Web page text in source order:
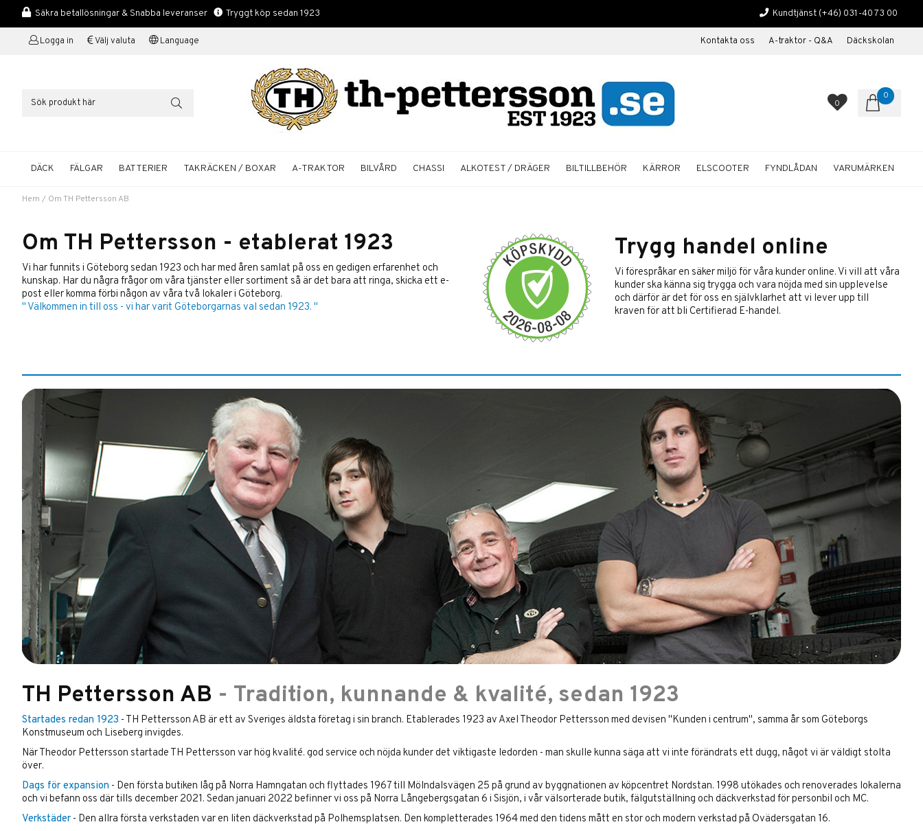
Säkra betallösningar & Snabba leveranser Tryggt köp sedan 1923 Kundtjänst (+46) 031-40 73 00
Logga in Välj valuta Language Kontakta oss A-traktor - Q&A Däckskolan
0
0
DÄCK FÄLGAR BATTERIER TAKRÄCKEN / BOXAR A-TRAKTOR BILVÅRD CHASSI ALKOTEST / DRÄGER BILTILLBEHÖR KÄRROR ELSCOOTER FYNDLÅDAN VARUMÄRKEN
Hem / Om TH Pettersson AB
Om TH Pettersson - etablerat 1923
Vi har funnits i Göteborg sedan 1923 och har med åren samlat på oss en gedigen erfarenhet och
kunskap. Har du några frågor om våra tjänster eller sortiment så är det bara att ringa, skicka ett e-
post eller komma förbi någon av våra två lokaler i Göteborg.
" Välkommen in till oss - vi har varit Göteborgarnas val sedan 1923. "
Trygg handel online
Vi förespråkar en säker miljö för våra kunder online. Vi vill att våra
kunder ska känna sig trygga och vara nöjda med sin upplevelse
och därför är det för oss en självklarhet att vi lever upp till
kraven för att bli Certifierad E-handel.
TH Pettersson AB - Tradition, kunnande & kvalité, sedan 1923
Startades redan 1923 - TH Pettersson AB är ett av Sveriges äldsta företag i sin branch. Etablerades 1923 av Axel Theodor Pettersson med devisen "Kunden i centrum", samma år som Göteborgs
Konstmuseum och Liseberg invigdes.
När Theodor Pettersson startade TH Pettersson var hög kvalité. god service och nöjda kunder det viktigaste ledorden - man skulle kunna säga att vi inte förändrats ett dugg, något vi är väldigt stolta
över.
Dags för expansion - Den första butiken låg på Norra Hamngatan och flyttades 1967 till Mölndalsvägen 25 på grund av byggnationen av köpcentret Nordstan. 1998 utökades och renoverades lokalerna
och vi befann oss där tills december 2021. Sedan januari 2022 befinner vi oss på Norra Långebergsgatan 6 i Sisjön, i vår välsorterade butik, fälgutställning och däckverkstad för personbil och MC.
Verkstäder - Den allra första verkstaden var en liten däckverkstad på Polhemsplatsen. Den kompletterades 1964 med den tidens mått en stor och modern verkstad på Ovädersgatan 16.